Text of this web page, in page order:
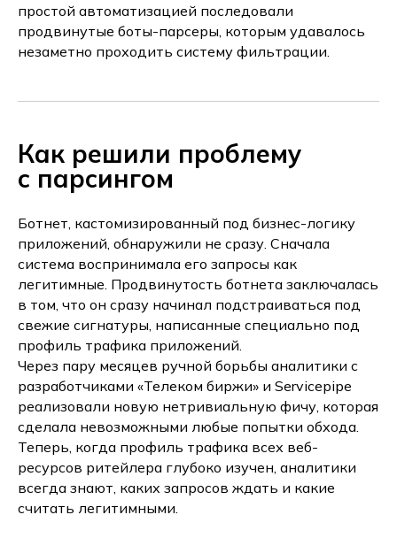
простой автоматизацией последовали
продвинутые боты-парсеры, которым удавалось
незаметно проходить систему фильтрации.
Как решили проблему
с парсингом
Ботнет, кастомизированный под бизнес-логику
приложений, обнаружили не сразу. Сначала
система воспринимала его запросы как
легитимные. Продвинутость ботнета заключалась
в том, что он сразу начинал подстраиваться под
свежие сигнатуры, написанные специально под
профиль трафика приложений.
Через пару месяцев ручной борьбы аналитики с
разработчиками «Телеком биржи» и Servicepipe
реализовали новую нетривиальную фичу, которая
сделала невозможными любые попытки обхода.
Теперь, когда профиль трафика всех веб-
ресурсов ритейлера глубоко изучен, аналитики
всегда знают, каких запросов ждать и какие
считать легитимными.